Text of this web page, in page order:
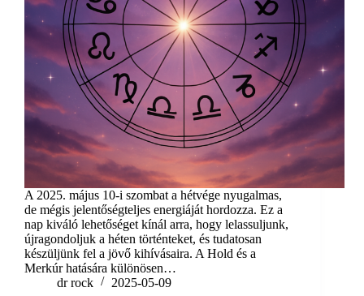
A 2025. május 10-i szombat a hétvége nyugalmas,
de mégis jelentőségteljes energiáját hordozza. Ez a
nap kiváló lehetőséget kínál arra, hogy lelassuljunk,
újragondoljuk a héten történteket, és tudatosan
készüljünk fel a jövő kihívásaira. A Hold és a
Merkúr hatására különösen…
dr rock
2025-05-09